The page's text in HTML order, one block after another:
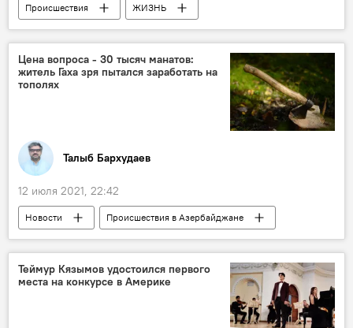
Происшествия
ЖИЗНЬ
Новости мира
Новости
Кыргызстан
Сель
Цена вопроса - 30 тысяч манатов:
житель Гаха зря пытался заработать на
тополях
Талыб Бархудаев
12 июля 2021, 22:42
Новости
Происшествия в Азербайджане
Азербайджан
Происшествия
ЖИЗНЬ
Экономика
Гах
вырубка деревьев
Уголовное дело
Теймур Кязымов удостоился первого
места на конкурсе в Америке